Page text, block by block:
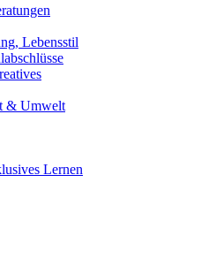
Lebensstil
& Umwelt
Lernen